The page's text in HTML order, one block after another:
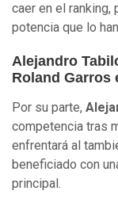
caer en el ranking,
potencia que lo
Alejandro
Roland Garros
Por su parte,
competencia tras
enfrentará al
beneficiado con
principal.